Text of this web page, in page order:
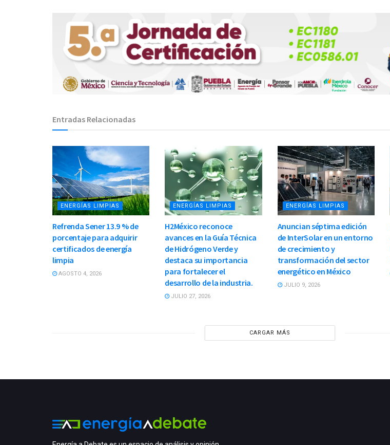
Entradas Relacionadas
ENERGÍAS LIMPIAS
Refrenda Sener 13.9 % de
porcentaje para adquirir
certificados de energía
limpia
AGOSTO 4, 2026
ENERGÍAS LIMPIAS
H2México reconoce
avances en la Guía Técnica
de Hidrógeno Verde y
destaca su importancia
para fortalecer el
desarrollo de la industria.
JULIO 27, 2026
ENERGÍAS LIMPIAS
Anuncian séptima edición
de InterSolar en un entorno
de crecimiento y
transformación del sector
energético en México
JULIO 9, 2026
CARGAR MÁS